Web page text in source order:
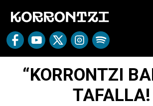
“KORRONTZI
TAFALLA!